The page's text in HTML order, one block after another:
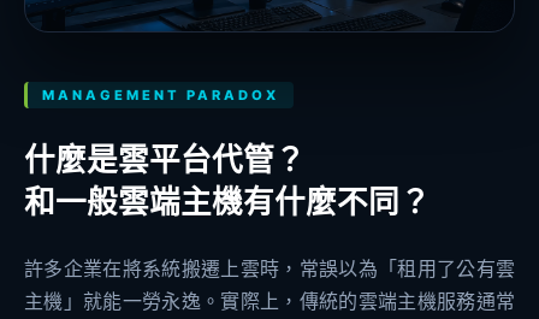
MANAGEMENT PARADOX
什麼是雲平台代管？
和一般雲端主機有什麼不同？
許多企業在將系統搬遷上雲時，常誤以為「租用了公有雲
主機」就能一勞永逸。實際上，傳統的雲端主機服務通常